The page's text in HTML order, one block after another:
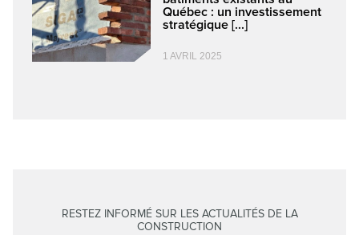
Québec : un investissement
stratégique [...]
1 AVRIL 2025
RESTEZ INFORMÉ SUR LES ACTUALITÉS DE LA
CONSTRUCTION